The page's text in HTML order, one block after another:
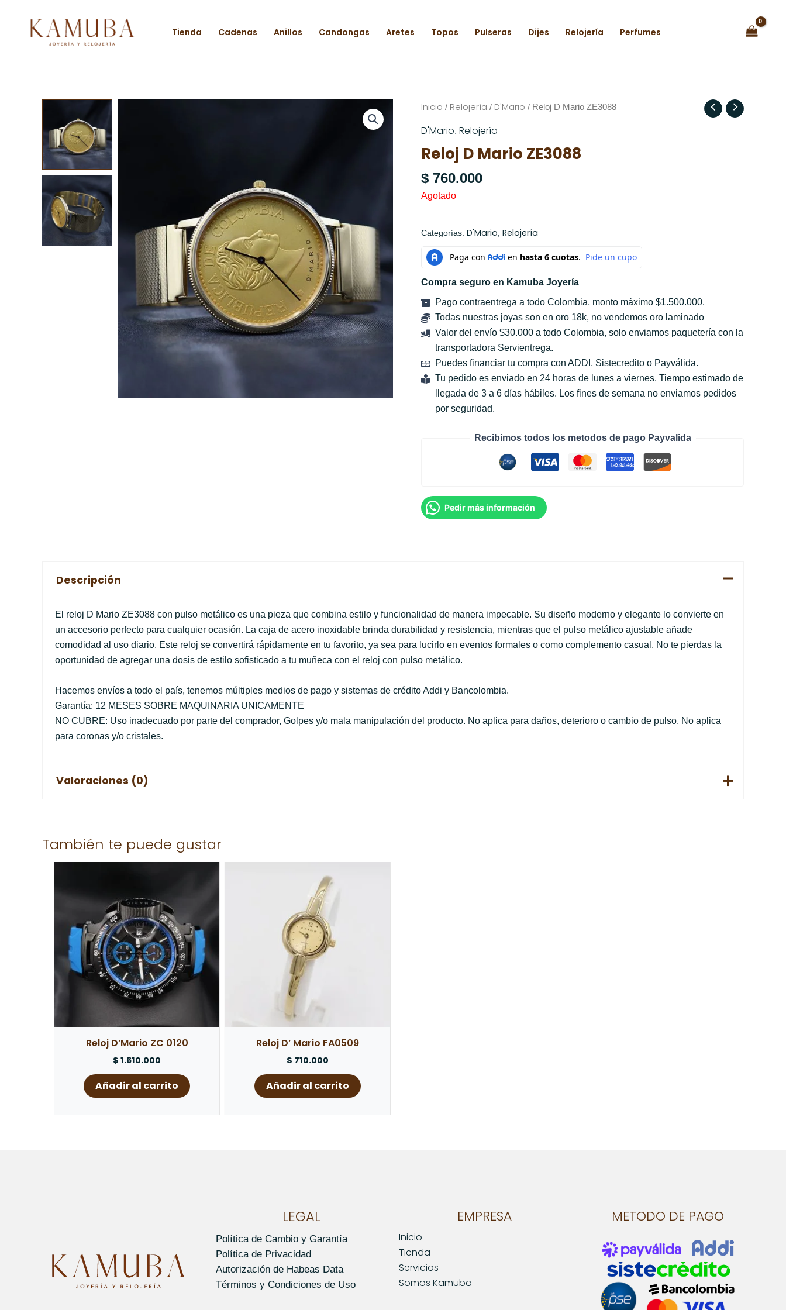
contenido
Tienda Cadenas Anillos Candongas Aretes Topos Pulseras Dijes Relojería Perfumes
Inicio / Relojería / D'Mario / Reloj D Mario ZE3088
D'Mario, Relojería
Reloj D Mario ZE3088
$ 760.000
Agotado
Categorías: D'Mario Relojería
Compra seguro en Kamuba Joyería
Pago contraentrega a todo Colombia, monto máximo $1.500.000.
Todas nuestras joyas son en oro 18k, no vendemos oro laminado
Valor del envío $30.000 a todo Colombia, solo enviamos paquetería con la
transportadora Servientrega.
Puedes financiar tu compra con ADDI, Sistecredito o Payválida.
Tu pedido es enviado en 24 horas de lunes a viernes. Tiempo estimado de
llegada de 3 a 6 días hábiles. Los fines de semana no enviamos pedidos
por seguridad.
Recibimos todos los metodos de pago Payvalida
Pedir más información
Descripción
El reloj D Mario ZE3088 con pulso metálico es una pieza que combina estilo y funcionalidad de manera impecable. Su diseño moderno y elegante lo convierte en
un accesorio perfecto para cualquier ocasión. La caja de acero inoxidable brinda durabilidad y resistencia, mientras que el pulso metálico ajustable añade
comodidad al uso diario. Este reloj se convertirá rápidamente en tu favorito, ya sea para lucirlo en eventos formales o como complemento casual. No te pierdas la
oportunidad de agregar una dosis de estilo sofisticado a tu muñeca con el reloj con pulso metálico.
Hacemos envíos a todo el país, tenemos múltiples medios de pago y sistemas de crédito Addi y Bancolombia.
Garantía: 12 MESES SOBRE MAQUINARIA UNICAMENTE
NO CUBRE: Uso inadecuado por parte del comprador, Golpes y/o mala manipulación del producto. No aplica para daños, deterioro o cambio de pulso. No aplica
para coronas y/o cristales.
Valoraciones (0)
Solo los usuarios registrados que hayan comprado este producto pueden hacer una valoración.
También te puede gustar
Reloj D’Mario ZC 0120
$ 1.610.000
Añadir al carrito
Reloj D’ Mario FA0509
$ 710.000
Añadir al carrito
LEGAL
Política de Cambio y Garantía
Política de Privacidad
Autorización de Habeas Data
Términos y Condiciones de Uso
EMPRESA
Inicio
Tienda
Servicios
Somos Kamuba
METODO DE PAGO